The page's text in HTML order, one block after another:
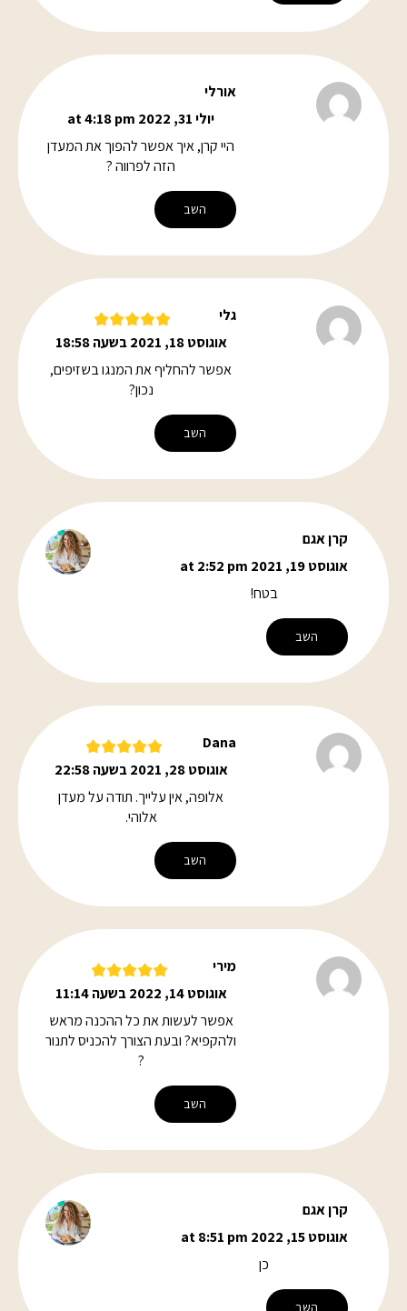
אורלי
יולי 31, 2022 at 4:18 pm
היי קרן, איך אפשר להפוך את המעדן
הזה לפרווה ?
השב
גלי
אוגוסט 18, 2021 בשעה 18:58
אפשר להחליף את המנגו בשזיפים,
נכון?
השב
קרן אגם
אוגוסט 19, 2021 at 2:52 pm
בטח!
השב
Dana
אוגוסט 28, 2021 בשעה 22:58
אלופה, אין עלייך. תודה על מעדן
אלוהי.
השב
מירי
אוגוסט 14, 2022 בשעה 11:14
אפשר לעשות את כל ההכנה מראש
ולהקפיא? ובעת הצורך להכניס לתנור
?
השב
קרן אגם
אוגוסט 15, 2022 at 8:51 pm
כן
השב